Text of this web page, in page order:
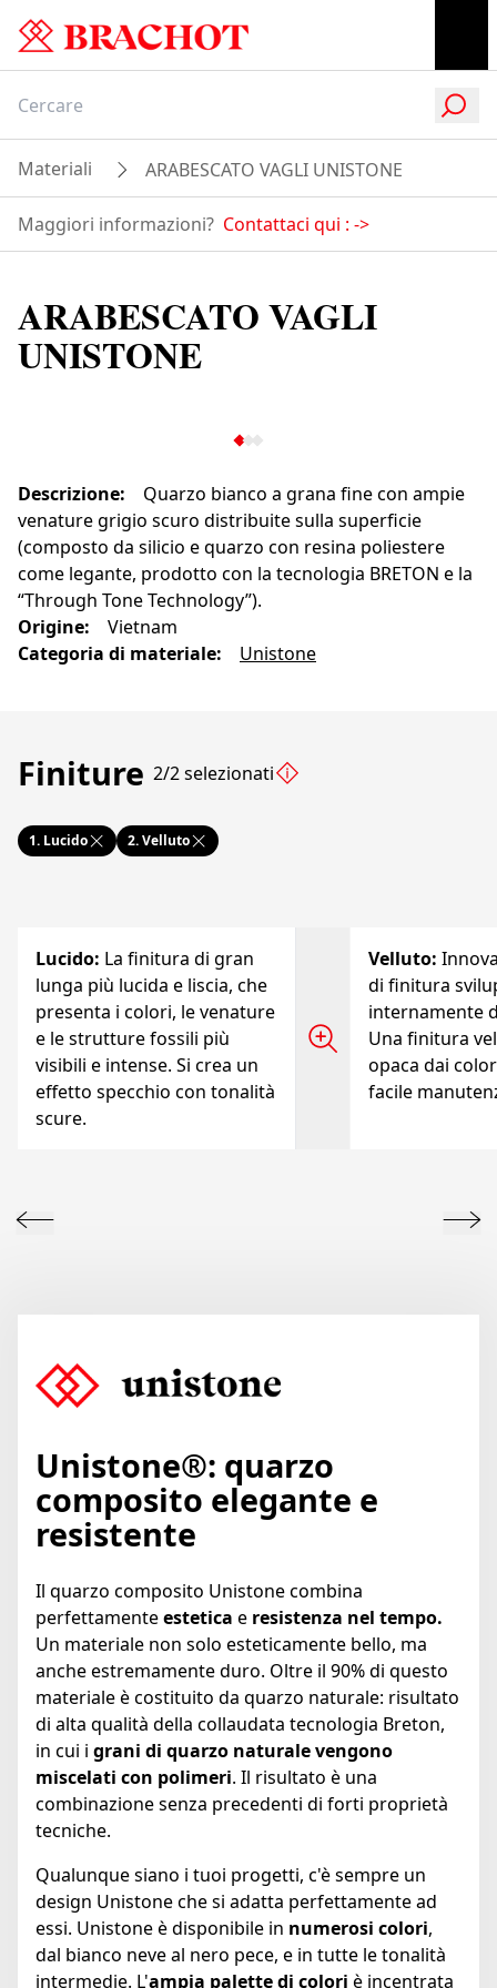
Materiali ARABESCATO VAGLI UNISTONE
Maggiori informazioni? Contattaci qui : ->
ARABESCATO VAGLI
UNISTONE
Descrizione:
Quarzo bianco a grana fine con ampie
venature grigio scuro distribuite sulla superficie
(composto da silicio e quarzo con resina poliestere
come legante, prodotto con la tecnologia BRETON e la
“Through Tone Technology”).
Origine:
Vietnam
Categoria di materiale: Unistone
Finiture 2/2 selezionati
1. Lucido 2.Velluto
Lucido: La finitura di gran
lunga più lucida e liscia, che
presenta i colori, le venature
e le strutture fossili più
visibili e intense. Si crea un
effetto specchio con tonalità
scure.
Velluto:
di finitura
internamente
Una finitura
opaca dai
facile
Unistone®: quarzo
composito elegante e
resistente
Il quarzo composito Unistone combina
perfettamenteestetica e resistenza nel tempo.
Un materiale non solo esteticamente bello, ma
anche estremamente duro. Oltre il 90% di questo
materiale è costituito da quarzo naturale: risultato
di alta qualità della collaudata tecnologia Breton,
in cui i grani di quarzo naturale vengono
miscelati con polimeri. Il risultato è una
combinazione senza precedenti di forti proprietà
tecniche.
Qualunque siano i tuoi progetti, c'è sempre un
design Unistone che si adatta perfettamente ad
essi. Unistone è disponibile in numerosi colori,
dal bianco neve al nero pece, e in tutte le tonalità
intermedie. L'ampia palette di colori è incentrata